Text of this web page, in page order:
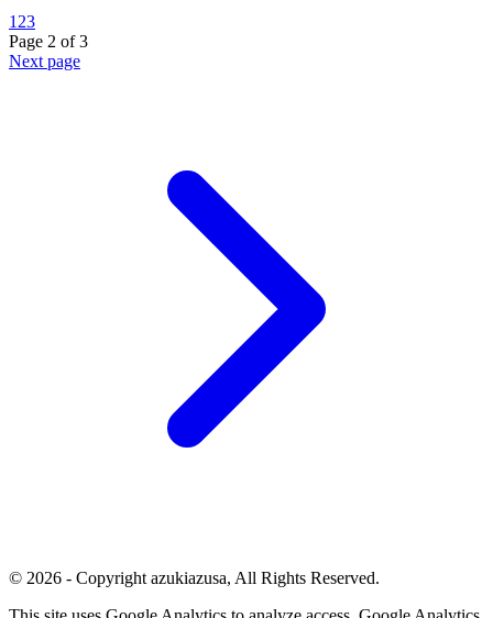
1 23
Page 2 of 3
Next page
© 2026 - Copyright azukiazusa, All Rights Reserved.